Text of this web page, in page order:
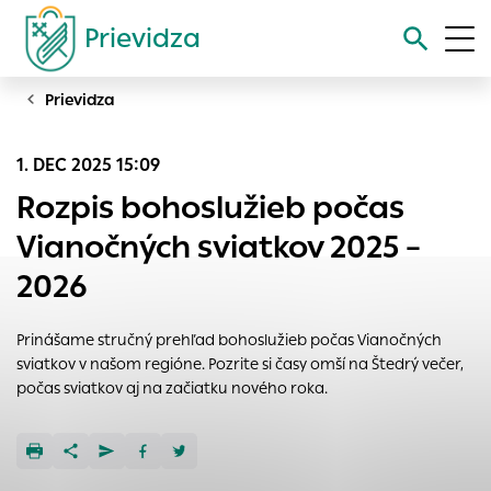
Prievidza
Vyhľadávanie
Prievidza
1. DEC 2025 15:09
Rozpis bohoslužieb počas
Vianočných sviatkov 2025 –
2026
Prinášame stručný prehľad bohoslužieb počas Vianočných
sviatkov v našom regióne. Pozrite si časy omší na Štedrý večer,
počas sviatkov aj na začiatku nového roka.
Nastavenie cookies
Cookies sú malé súbory, do ktorých webové stránky môžu
ukladať informácie o vašej aktivite a preferenciách.
Používajú sa napríklad k tomu, aby si webový prehliadač
voľba v tomto okne.
Vyberte úroveň cookies, ktorú chcete povoliť
Technické cookies
pomáhajú urobiť webové stránky uplatniteľnými tým, že